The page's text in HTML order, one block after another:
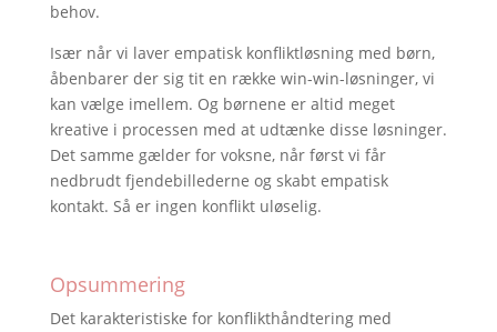
behov.
Især når vi laver empatisk konfliktløsning med børn,
åbenbarer der sig tit en række win-win-løsninger, vi
kan vælge imellem. Og børnene er altid meget
kreative i processen med at udtænke disse løsninger.
Det samme gælder for voksne, når først vi får
nedbrudt fjendebillederne og skabt empatisk
kontakt. Så er ingen konflikt uløselig.
Opsummering
Det karakteristiske for konflikthåndtering med